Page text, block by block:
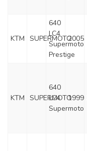
KTM SUPERMOTO
640
LC4
Supermoto
Prestige
2005
KTM SUPERMOTO
640
LC4
Supermoto
1999